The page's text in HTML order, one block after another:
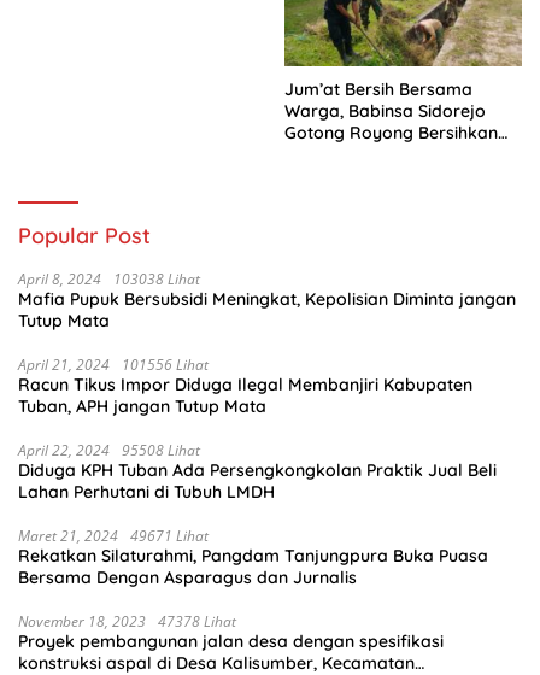
Jum’at Bersih Bersama
Warga, Babinsa Sidorejo
Gotong Royong Bersihkan
Popular Post
April 8, 2024 103038 Lihat
Mafia Pupuk Bersubsidi Meningkat, Kepolisian Diminta jangan
Tutup Mata
April 21, 2024 101556 Lihat
Racun Tikus Impor Diduga Ilegal Membanjiri Kabupaten
Tuban, APH jangan Tutup Mata
April 22, 2024 95508 Lihat
Diduga KPH Tuban Ada Persengkongkolan Praktik Jual Beli
Lahan Perhutani di Tubuh LMDH
Maret 21, 2024 49671 Lihat
Rekatkan Silaturahmi, Pangdam Tanjungpura Buka Puasa
Bersama Dengan Asparagus dan Jurnalis
November 18, 2023 47378 Lihat
Proyek pembangunan jalan desa dengan spesifikasi
konstruksi aspal di Desa Kalisumber, Kecamatan